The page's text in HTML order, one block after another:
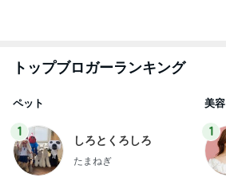
トップブロガーランキング
ペット
1
しろとくろしろ
たまねぎ
美容
1